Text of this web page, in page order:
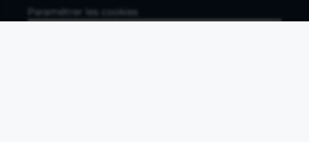
Paramétrer les cookies